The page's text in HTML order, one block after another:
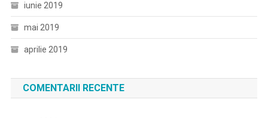
iunie 2019
mai 2019
aprilie 2019
COMENTARII RECENTE